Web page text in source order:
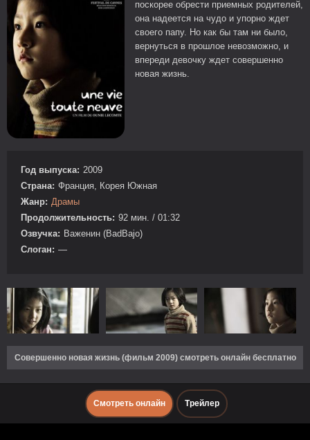
поскорее обрести приемных родителей,
она надеется на чудо и упорно ждет
своего папу. Но как бы там ни было,
вернуться в прошлое невозможно, и
впереди девочку ждет совершенно
новая жизнь.
Год выпуска: 2009
Страна: Франция, Корея Южная
Жанр: Драмы
Продолжительность: 92 мин. / 01:32
Озвучка: Важенин (BadBajo)
Слоган: —
Совершенно новая жизнь (фильм 2009) смотреть онлайн бесплатно
Смотреть онлайн Трейлер